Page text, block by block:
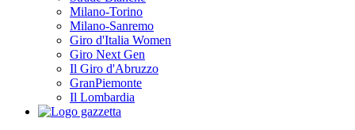
Milano-Torino
Milano-Sanremo
Giro d'Italia Women
Giro Next Gen
Il Giro d'Abruzzo
GranPiemonte
Il Lombardia